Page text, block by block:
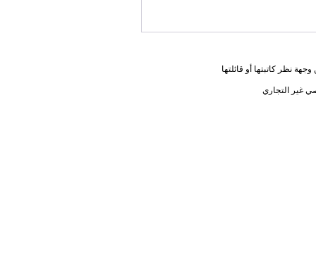
نظر كاتبتها أو قائلتها
غير التجاري